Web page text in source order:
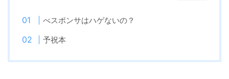
べスポンサはハゲないの？
予祝本